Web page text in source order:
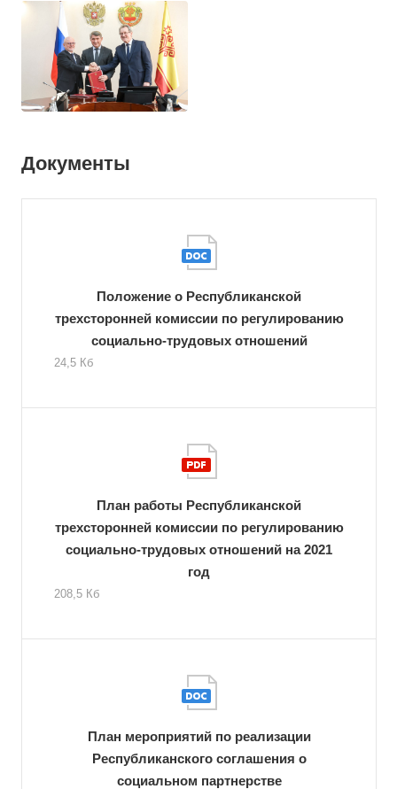
Документы
Положение о Республиканской
трехсторонней комиссии по регулированию
социально-трудовых отношений
24,5 Кб
План работы Республиканской
трехсторонней комиссии по регулированию
социально-трудовых отношений на 2021
год
208,5 Кб
План мероприятий по реализации
Республиканского соглашения о
социальном партнерстве